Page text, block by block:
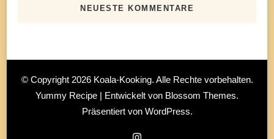
NEUESTE KOMMENTARE
© Copyright 2026 Koala-Kooking. Alle Rechte vorbehalten.
Yummy Recipe | Entwickelt von Blossom Themes.
Präsentiert von WordPress.